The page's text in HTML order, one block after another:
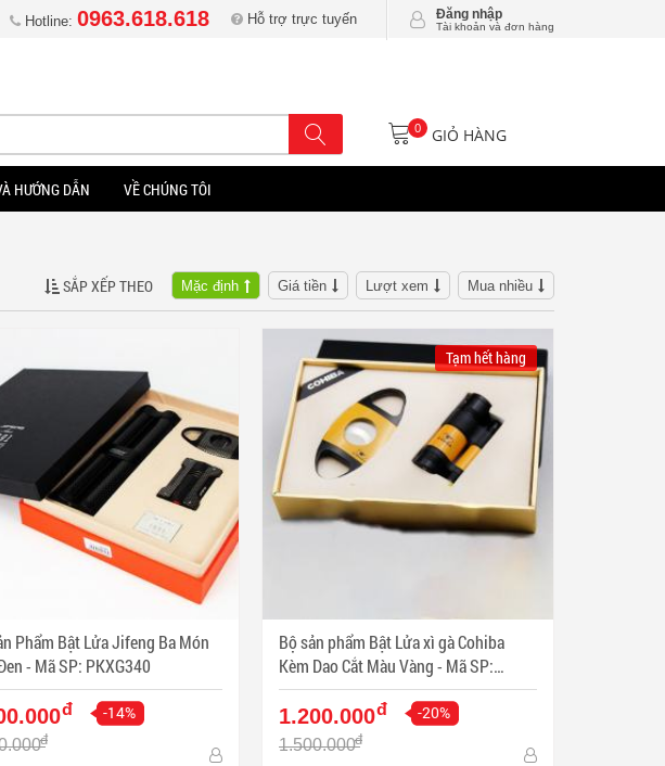
Hotline: 0963.618.618 Hỗ trợ trực tuyến Đăng nhập
Tài khoản và đơn hàng
0 GIỎ HÀNG
HƯỚNG DẪN VỀ CHÚNG TÔI
SẮP XẾP THEO Mặc định Giá tiền Lượt xem Mua nhiều
Phẩm Bật Lửa Jifeng Ba Món
Màu Đen - Mã SP: PKXG340
đ -14%
đ
Bộ sản phẩm Bật Lửa xì gà Cohiba
Kèm Dao Cắt Màu Vàng - Mã SP:
PKXG330
Tạm hết hàng
1.200.000đ -20%
1.500.000đ